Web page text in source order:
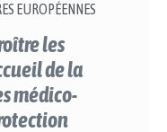
EUROPÉENNES
les
de la
médico-